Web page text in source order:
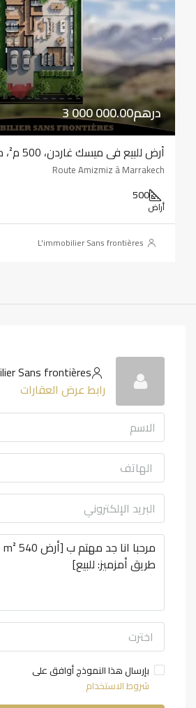
3 000 000.00درهم
أرض للبيع في ميسك غاردن، 500 م²، مراكش
Route Amizmiz à Marrakech
500
أراض
L'immobilier Sans frontières
Sans frontières
رابط عرض العقارات
اخترت
بإرسال هذا النموذج أوافق على
شروط الاستخدام